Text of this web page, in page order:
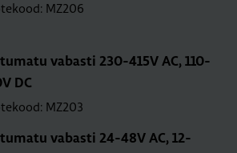
MZ206
vabasti 230-415V AC, 110-
DC
MZ203
vabasti 24-48V AC, 12-